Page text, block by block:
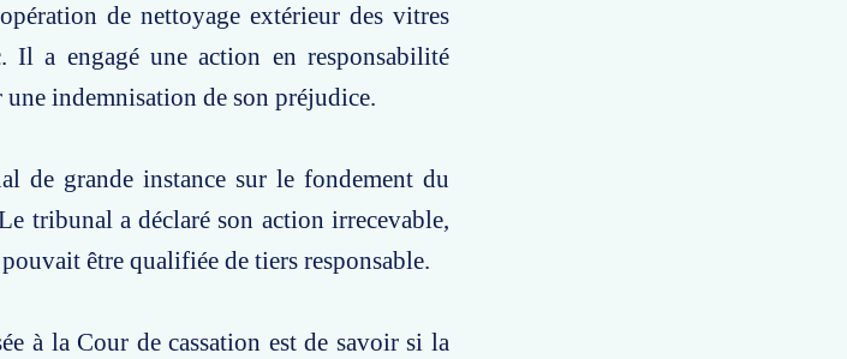
de nettoyage extérieur des vitres
Il a engagé une action en responsabilité
indemnisation de son préjudice.
de grande instance sur le fondement du
tribunal a déclaré son action irrecevable,
être qualifiée de tiers responsable.
à la Cour de cassation est de savoir si la